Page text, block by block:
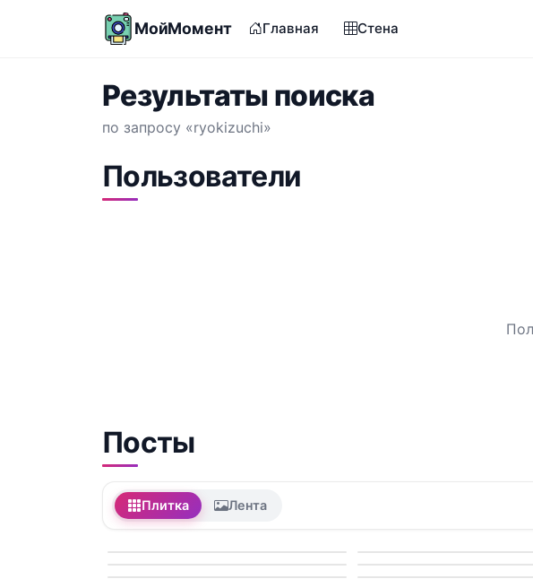
МойМомент Главная Стена
Результаты поиска
по запросу «ryokizuchi»
Пользователи
Посты
Плитка Лента